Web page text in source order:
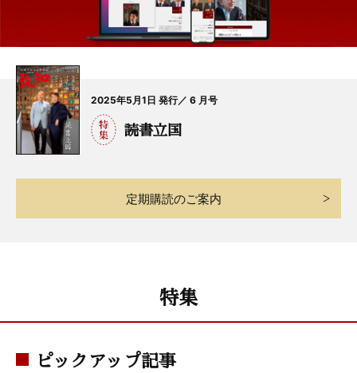
2025年5月1日 発行／ 6 月号
読書立国
定期購読のご案内
特集
ピックアップ記事